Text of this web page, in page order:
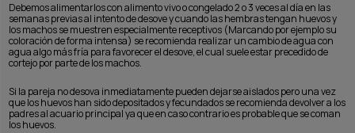
Debemos alimentarlos con alimento vivo o congelado 2 o 3 veces al día en las
semanas previas al intento de desove y cuando las hembras tengan huevos y
los machos se muestren especialmente receptivos (Marcando por ejemplo su
coloración de forma intensa) se recomienda realizar un cambio de agua con
agua algo más fría para favorecer el desove, el cual suele estar precedido de
cortejo por parte de los machos.
Si la pareja no desova inmediatamente pueden dejarse aislados pero una vez
que los huevos han sido depositados y fecundados se recomienda devolver a los
padres al acuario principal ya que en caso contrario es probable que se coman
los huevos.